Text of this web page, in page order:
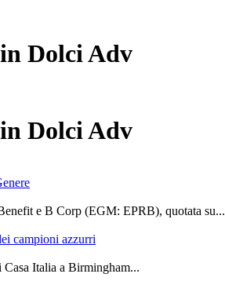
Dolci Adv
Dolci Adv
e B Corp (EGM: EPRB), quotata su...
campioni azzurri
Italia a Birmingham...